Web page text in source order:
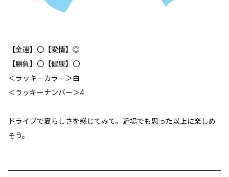
【金運】〇【愛情】◎
【勝負】〇【健康】〇
＜ラッキーカラー＞白
＜ラッキーナンバー＞4
ドライブで夏らしさを感じてみて。近場でも思った以上に楽しめ
そう。